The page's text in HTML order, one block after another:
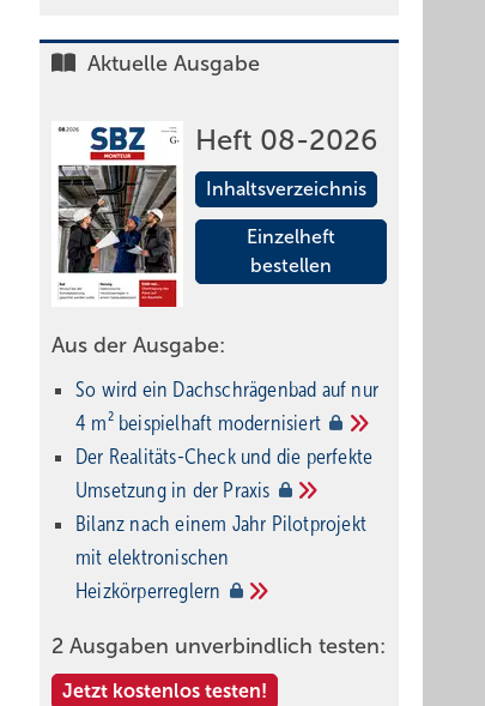
Aktuelle Ausgabe
Heft 08-2026
Inhaltsverzeichnis
Einzelheft
bestellen
Aus der Ausgabe:
So wird ein Dach­schrägenbad auf nur
4 m² beispielhaft modernisiert
Der Realitäts-Check und die perfekte
Umsetzung in der Praxis
Bilanz nach einem Jahr Pilotprojekt
mit elektronischen
Heizkörperreglern
2 Ausgaben unverbindlich testen:
Jetzt kostenlos testen!